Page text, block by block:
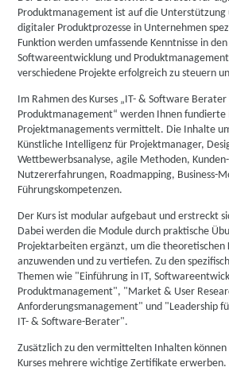
Produktmanagement ist auf die
digitaler Produktprozesse in Unternehmen
Funktion werden umfassende Kenntnisse in
Softwareentwicklung und
verschiedene Projekte erfolgreich zu steuern
Im Rahmen des Kurses „IT- & Software
Produktmanagement“ werden Ihnen fundierte
Projektmanagements vermittelt. Die Inhalte
Künstliche Intelligenz für Projektmanager,
Wettbewerbsanalyse, agile Methoden,
Nutzererfahrungen, Roadmapping, Business-
Führungskompetenzen.
Der Kurs ist modular aufgebaut und erstreckt
Dabei werden die Module durch praktische
Projektarbeiten ergänzt, um die theoretischen
anzuwenden und zu vertiefen. Zu den
Themen wie "Einführung in IT,
Produktmanagement", "Market & User
Anforderungsmanagement" und "Leadership
IT- & Software-Berater".
Zusätzlich zu den vermittelten Inhalten können
Kurses mehrere wichtige Zertifikate